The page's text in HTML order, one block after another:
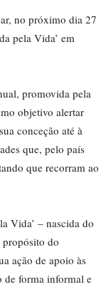
no próximo dia 27
pela Vida’ em
promovida pela
objetivo alertar
conceção até à
que, pelo país
que recorram ao
Vida’ – nascida do
do
ação de apoio às
de forma informal e